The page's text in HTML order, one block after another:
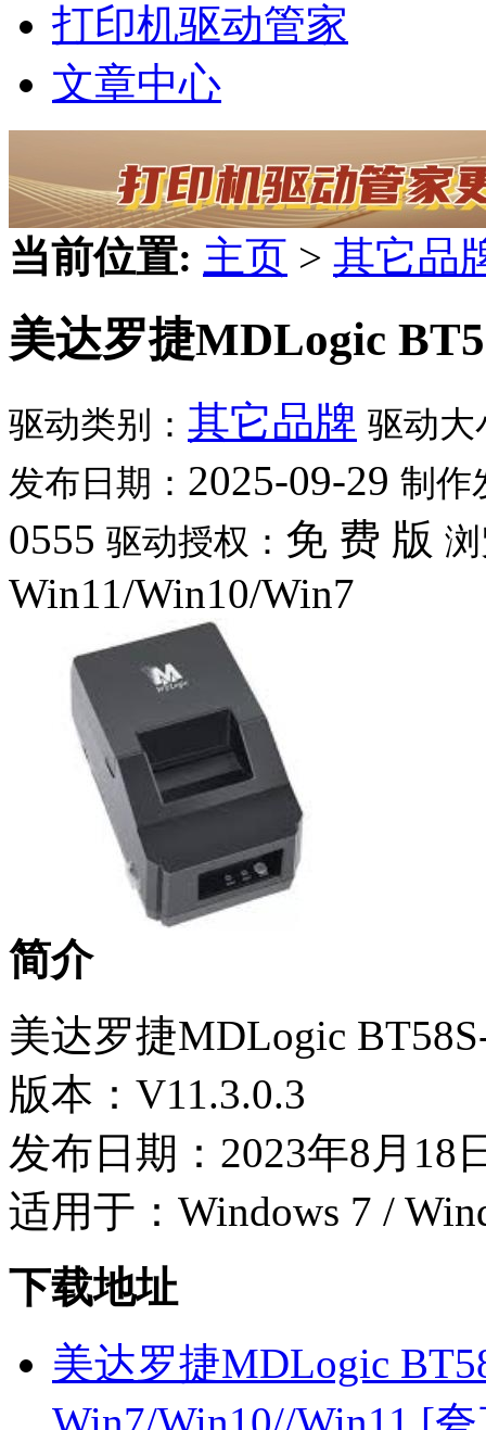
打印机驱动管家
文章中心
当前位置: 主页 > 其它品
美达罗捷MDLogic
驱动类别： 其它品牌 驱动大
发布日期： 2025-09-29 制作
0555 驱动授权： 免 费 版
Win11/Win10/Win7
简介
美达罗捷MDLogic
版本：V11.3.0.3
发布日期：2023年8月18
适用于：Windows 7 /
下载地址
美达罗捷MDLogic